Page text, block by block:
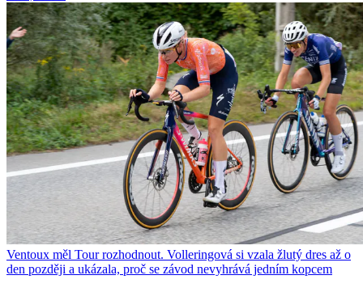
Ventoux měl Tour rozhodnout. Volleringová si vzala žlutý dres až o
den později a ukázala, proč se závod nevyhrává jedním kopcem